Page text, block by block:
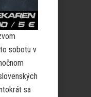
sobotu v
sa